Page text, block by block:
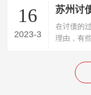
16
2023-3
在讨债的
理由，有